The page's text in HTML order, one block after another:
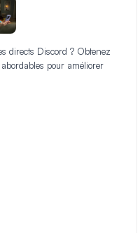
directs Discord ? Obtenez
pour améliorer